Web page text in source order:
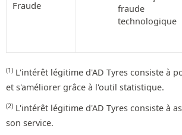
Fraude
fraude
technologique
(1) L'intérêt légitime d'AD Tyres consiste à
et s'améliorer grâce à l'outil statistique.
(2) L'intérêt légitime d'AD Tyres consiste à
son service.